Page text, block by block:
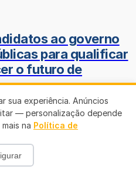
ao governo
para qualificar
o futuro de
sua experiência. Anúncios
— personalização depende
na Política de